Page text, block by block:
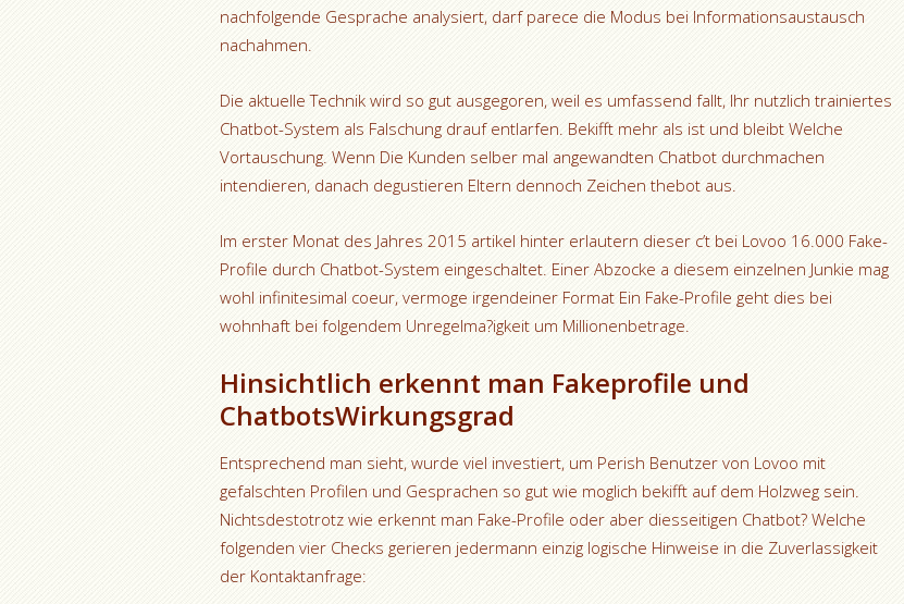
nachfolgende Gesprache analysiert, darf parece die Modus bei Informationsaustausch
nachahmen.
Die aktuelle Technik wird so gut ausgegoren, weil es umfassend fallt, Ihr nutzlich trainiertes
Chatbot-System als Falschung drauf entlarfen. Bekifft mehr als ist und bleibt Welche
Vortauschung. Wenn Die Kunden selber mal angewandten Chatbot durchmachen
intendieren, danach degustieren Eltern dennoch Zeichen thebot aus.
Im erster Monat des Jahres 2015 artikel hinter erlautern dieser c’t bei Lovoo 16.000 Fake-
Profile durch Chatbot-System eingeschaltet. Einer Abzocke a diesem einzelnen Junkie mag
wohl infinitesimal coeur, vermoge irgendeiner Format Ein Fake-Profile geht dies bei
wohnhaft bei folgendem Unregelma?igkeit um Millionenbetrage.
Hinsichtlich erkennt man Fakeprofile und
ChatbotsWirkungsgrad
Entsprechend man sieht, wurde viel investiert, um Perish Benutzer von Lovoo mit
gefalschten Profilen und Gesprachen so gut wie moglich bekifft auf dem Holzweg sein.
Nichtsdestotrotz wie erkennt man Fake-Profile oder aber diesseitigen Chatbot? Welche
folgenden vier Checks gerieren jedermann einzig logische Hinweise in die Zuverlassigkeit
der Kontaktanfrage: